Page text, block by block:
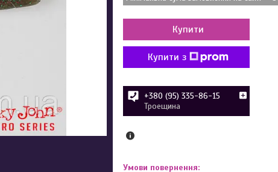
Купити
Купити з
+380 (95) 335-86-15
Троещина